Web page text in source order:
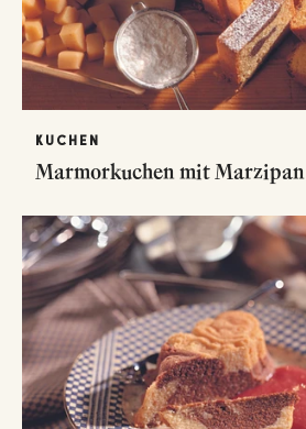
KUCHEN
Marmorkuchen mit Marzipan